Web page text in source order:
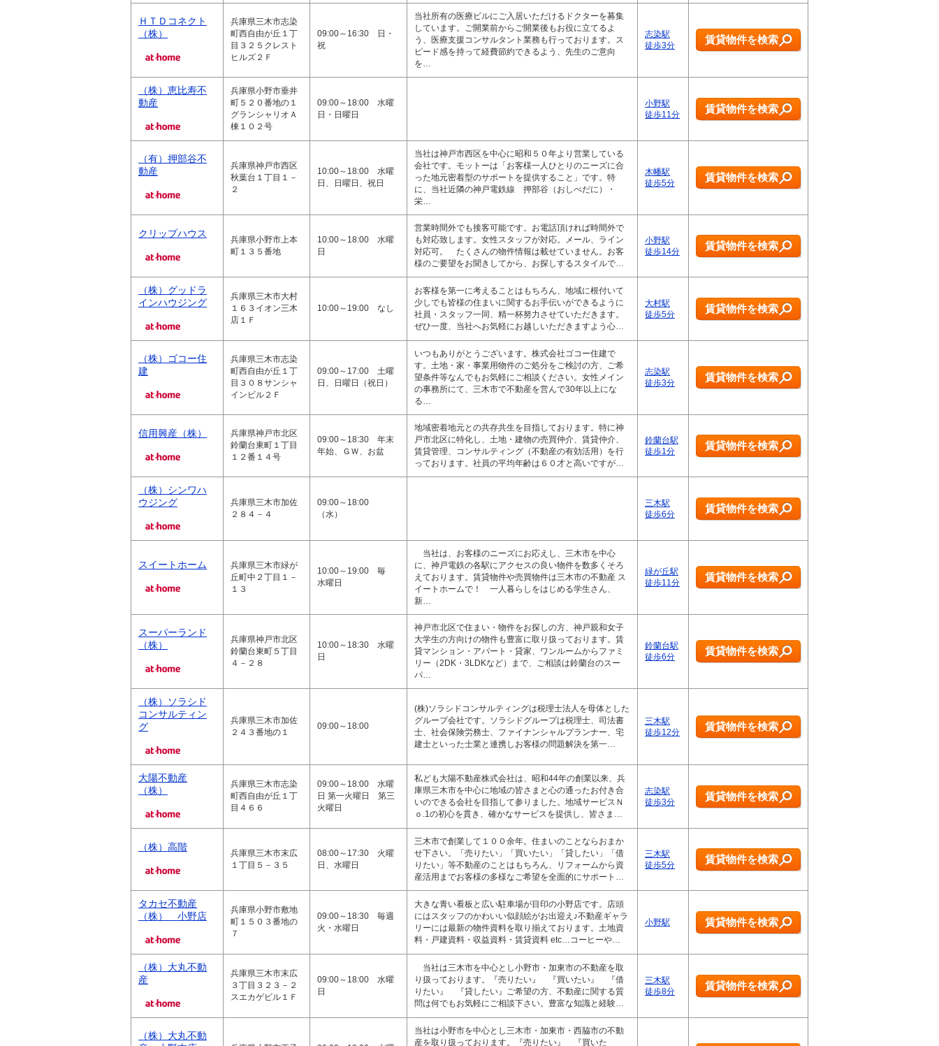
ＨＴＤコネクト
（株）
兵庫県三木市志染
町西自由が丘１丁
目３２５クレスト
ヒルズ２Ｆ
09:00～16:30 日・
祝
当社所有の医療ビルにご入居いただけるドクターを募集
しています。ご開業前からご開業後もお役に立てるよ
う、医療支援コンサルタント業務も行っております。ス
ピード感を持って経費節約できるよう、先生のご意向
を…
志染駅
徒歩3分
賃貸物件を検索
（株）恵比寿不
動産
兵庫県小野市垂井
町５２０番地の１
グランシャリオＡ
棟１０２号
09:00～18:00 水曜
日・日曜日
小野駅
徒歩11分
賃貸物件を検索
（有）押部谷不
動産
兵庫県神戸市西区
秋葉台１丁目１－
２
10:00～18:00 水曜
日、日曜日、祝日
当社は神戸市西区を中心に昭和５０年より営業している
会社です。モットーは「お客様一人ひとりのニーズに合
った地元密着型のサポートを提供すること」です。特
に、当社近隣の神戸電鉄線 押部谷（おしべだに）・
栄…
木幡駅
徒歩5分
賃貸物件を検索
クリップハウス
兵庫県小野市上本
町１３５番地
10:00～18:00 水曜
日
営業時間外でも接客可能です。お電話頂ければ時間外で
も対応致します。女性スタッフが対応。メール、ライン
対応可。 たくさんの物件情報は載せていません。お客
様のご要望をお聞きしてから、お探しするスタイルで…
小野駅
徒歩14分
賃貸物件を検索
（株）グッドラ
インハウジング
兵庫県三木市大村
１６３イオン三木
店１Ｆ
10:00～19:00 なし
お客様を第一に考えることはもちろん、地域に根付いて
少しでも皆様の住まいに関するお手伝いができるように
社員・スタッフ一同、精一杯努力させていただきます。
ぜひ一度、当社へお気軽にお越しいただきますよう心…
大村駅
徒歩5分
賃貸物件を検索
（株）ゴコー住
建
兵庫県三木市志染
町西自由が丘１丁
目３０８サンシャ
インビル２Ｆ
09:00～17:00 土曜
日、日曜日（祝日）
いつもありがとうございます。株式会社ゴコー住建で
す。土地・家・事業用物件のご処分をご検討の方、ご希
望条件等なんでもお気軽にご相談ください。女性メイン
の事務所にて、三木市で不動産を営んで30年以上にな
る…
志染駅
徒歩3分
賃貸物件を検索
信用興産（株）
兵庫県神戸市北区
鈴蘭台東町１丁目
１２番１４号
09:00～18:30 年末
年始、ＧＷ、お盆
地域密着地元との共存共生を目指しております。特に神
戸市北区に特化し、土地・建物の売買仲介、賃貸仲介、
賃貸管理、コンサルティング（不動産の有効活用）を行
っております。社員の平均年齢は６０才と高いですが…
鈴蘭台駅
徒歩1分
賃貸物件を検索
（株）シンワハ
ウジング
兵庫県三木市加佐
２８４－４
09:00～18:00
（水）
三木駅
徒歩6分
賃貸物件を検索
スイートホーム
兵庫県三木市緑が
丘町中２丁目１－
１３
10:00～19:00 毎
水曜日
当社は、お客様のニーズにお応えし、三木市を中心
に、神戸電鉄の各駅にアクセスの良い物件を数多くそろ
えております。賃貸物件や売買物件は三木市の不動産 ス
イートホームで！ 一人暮らしをはじめる学生さん、
新…
緑が丘駅
徒歩11分
賃貸物件を検索
スーパーランド
（株）
兵庫県神戸市北区
鈴蘭台東町５丁目
４－２８
10:00～18:30 水曜
日
神戸市北区で住まい・物件をお探しの方、神戸親和女子
大学生の方向けの物件も豊富に取り扱っております。賃
貸マンション・アパート・貸家、ワンルームからファミ
リー（2DK・3LDKなど）まで、ご相談は鈴蘭台のスー
パ…
鈴蘭台駅
徒歩6分
賃貸物件を検索
（株）ソラシド
コンサルティン
グ
兵庫県三木市加佐
２４３番地の１
09:00～18:00
(株)ソラシドコンサルティングは税理士法人を母体とした
グループ会社です。ソラシドグループは税理士、司法書
士、社会保険労務士、ファイナンシャルプランナー、宅
建士といった士業と連携しお客様の問題解決を第一…
三木駅
徒歩12分
賃貸物件を検索
大陽不動産
（株）
兵庫県三木市志染
町西自由が丘１丁
目４６６
09:00～18:00 水曜
日 第一火曜日 第三
火曜日
私ども大陽不動産株式会社は、昭和44年の創業以来、兵
庫県三木市を中心に地域の皆さまと心の通ったお付き合
いのできる会社を目指して参りました。地域サービスＮ
ｏ.1の初心を貫き、確かなサービスを提供し、皆さま…
志染駅
徒歩3分
賃貸物件を検索
（株）高階
兵庫県三木市末広
１丁目５－３５
08:00～17:30 火曜
日、水曜日
三木市で創業して１００余年。住まいのことならおまか
せ下さい。「売りたい」「買いたい」「貸したい」「借
りたい」等不動産のことはもちろん、リフォームから資
産活用までお客様の多様なご希望を全面的にサポート…
三木駅
徒歩5分
賃貸物件を検索
タカセ不動産
（株） 小野店
兵庫県小野市敷地
町１５０３番地の
７
09:00～18:30 毎週
火・水曜日
大きな青い看板と広い駐車場が目印の小野店です。店頭
にはスタッフのかわいい似顔絵がお出迎え♪不動産ギャラ
リーには最新の物件資料を取り揃えております。土地資
料・戸建資料・収益資料・賃貸資料 etc…コーヒーや…
小野駅 賃貸物件を検索
（株）大丸不動
産
兵庫県三木市末広
３丁目３２３－２
スエカゲビル１Ｆ
09:00～18:00 水曜
日
当社は三木市を中心とし小野市・加東市の不動産を取
り扱っております。『売りたい』 『買いたい』 『借
りたい』 『貸したい』ご希望の方、不動産に関する質
問は何でもお気軽にご相談下さい。豊富な知識と経験…
三木駅
徒歩8分
賃貸物件を検索
（株）大丸不動
当社は小野市を中心とし三木市・加東市・西脇市の不動
産を取り扱っております。『売りたい』 『買いた